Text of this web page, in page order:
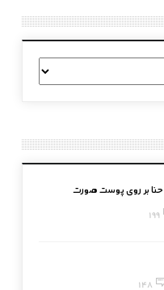
بر روی پوست صورت
199
148